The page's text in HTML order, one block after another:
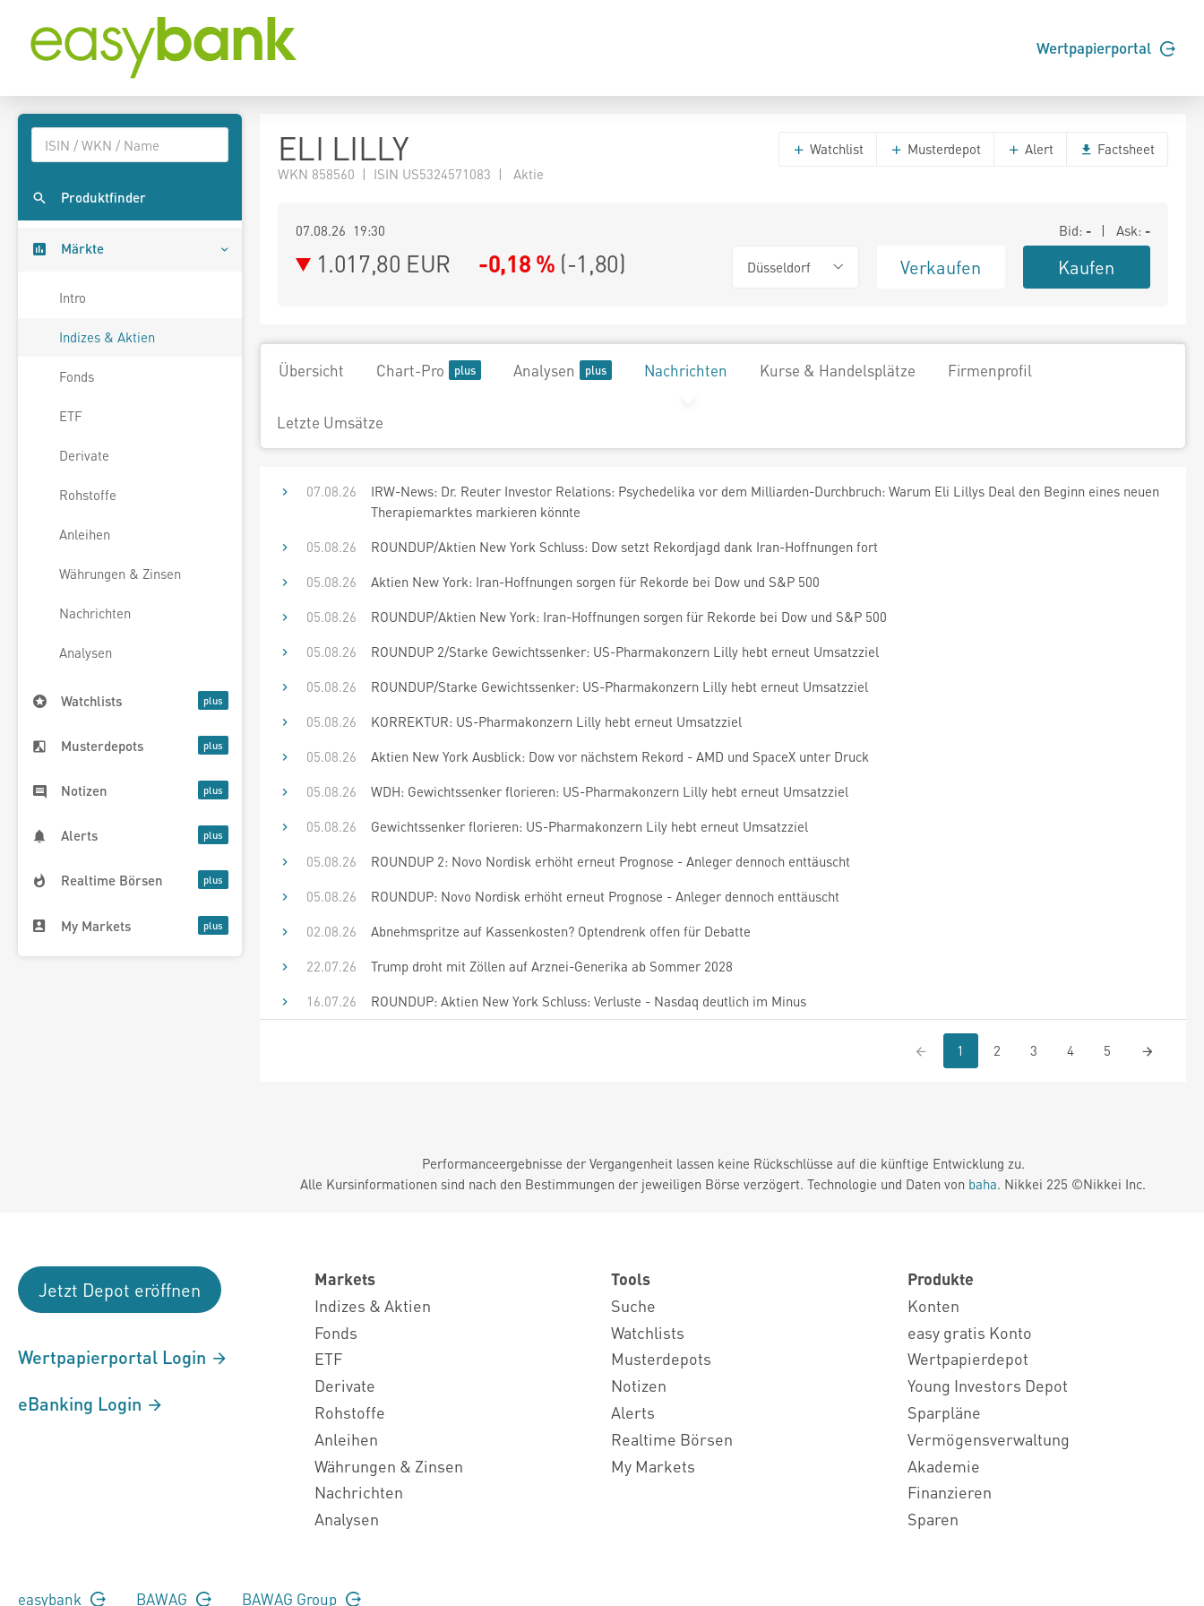
Wertpapierportal
Produktfinder
Märkte
Intro
Indizes & Aktien
Fonds
ETF
Derivate
Rohstoffe
Anleihen
Währungen & Zinsen
Nachrichten
Analysen
Watchlists
Musterdepots
Notizen
Alerts
Realtime Börsen
My Markets
ELI LILLY
WKN 858560 | ISIN US5324571083 | Aktie
Watchlist Musterdepot Alert Factsheet
07.08.26 19:30 Bid: - | Ask: -
1.017,80 EUR -0,18 % (-1,80) Düsseldorf Verkaufen Kaufen
Übersicht Chart-Pro Analysen Nachrichten Kurse & Handelsplätze Firmenprofil
Letzte Umsätze
07.08.26
IRW-News: Dr. Reuter Investor Relations: Psychedelika vor dem Milliarden-Durchbruch: Warum Eli Lillys Deal den Beginn eines neuen
Therapiemarktes markieren könnte
05.08.26
ROUNDUP/Aktien New York Schluss: Dow setzt Rekordjagd dank Iran-Hoffnungen fort
05.08.26
Aktien New York: Iran-Hoffnungen sorgen für Rekorde bei Dow und S&P 500
05.08.26
ROUNDUP/Aktien New York: Iran-Hoffnungen sorgen für Rekorde bei Dow und S&P 500
05.08.26
ROUNDUP 2/Starke Gewichtssenker: US-Pharmakonzern Lilly hebt erneut Umsatzziel
05.08.26
ROUNDUP/Starke Gewichtssenker: US-Pharmakonzern Lilly hebt erneut Umsatzziel
05.08.26
KORREKTUR: US-Pharmakonzern Lilly hebt erneut Umsatzziel
05.08.26
Aktien New York Ausblick: Dow vor nächstem Rekord - AMD und SpaceX unter Druck
05.08.26
WDH: Gewichtssenker florieren: US-Pharmakonzern Lilly hebt erneut Umsatzziel
05.08.26
Gewichtssenker florieren: US-Pharmakonzern Lily hebt erneut Umsatzziel
05.08.26
ROUNDUP 2: Novo Nordisk erhöht erneut Prognose - Anleger dennoch enttäuscht
05.08.26
ROUNDUP: Novo Nordisk erhöht erneut Prognose - Anleger dennoch enttäuscht
02.08.26
Abnehmspritze auf Kassenkosten? Optendrenk offen für Debatte
22.07.26
Trump droht mit Zöllen auf Arznei-Generika ab Sommer 2028
16.07.26
ROUNDUP: Aktien New York Schluss: Verluste - Nasdaq deutlich im Minus
1 2 3 4 5
Performanceergebnisse der Vergangenheit lassen keine Rückschlüsse auf die künftige Entwicklung zu.
Alle Kursinformationen sind nach den Bestimmungen der jeweiligen Börse verzögert. Technologie und Daten von baha. Nikkei 225 ©Nikkei Inc.
Jetzt Depot eröffnen
Wertpapierportal Login
eBanking Login
Markets
Indizes & Aktien
Fonds
ETF
Derivate
Rohstoffe
Anleihen
Währungen & Zinsen
Nachrichten
Analysen
Tools
Suche
Watchlists
Musterdepots
Notizen
Alerts
Realtime Börsen
My Markets
Produkte
Konten
easy gratis Konto
Wertpapierdepot
Young Investors Depot
Sparpläne
Vermögensverwaltung
Akademie
Finanzieren
Sparen
easybank BAWAG BAWAG Group